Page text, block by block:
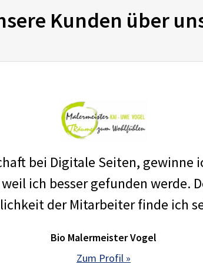
Kunden über
bei Digitale Seiten, gewinne
ich besser gefunden werde.
der Mitarbeiter finde ich
Bio Malermeister Vogel
Zum Profil »